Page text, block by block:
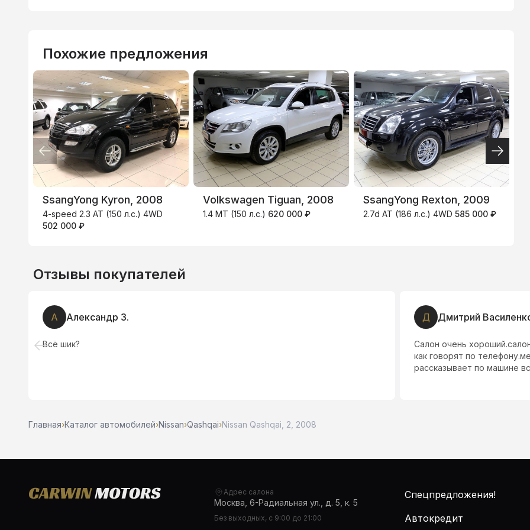
Похожие предложения
SsangYong Kyron, 2008
4-speed 2.3 AT (150 л.с.) 4WD
502 000 ₽
Volkswagen Tiguan, 2008
1.4 MT (150 л.с.) 620 000 ₽
SsangYong Rexton, 2009
2.7d AT (186 л.с.) 4WD 585 000 ₽
ВТБ
3.9%
ТИНЬКОФФ
4.9%
Отзывы покупателей
А Александр З.
Всё шик?
Д Дмитрий
Салон очень
как говорят по
рассказывает по машине
Главная›Каталог автомобилей›Nissan›Qashqai›Nissan Qashqai, 2, 2008
Адрес салона
Москва, 6-Радиальная ул., д. 5, к. 5
Без выходных, с 9:00 до 21:00
Спецпредложения!
Автокредит